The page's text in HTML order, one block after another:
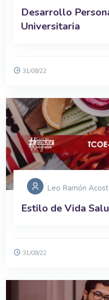
Desarrollo
Universitaria
31/08/22
Leo Ramón
Estilo de Vida
31/08/22